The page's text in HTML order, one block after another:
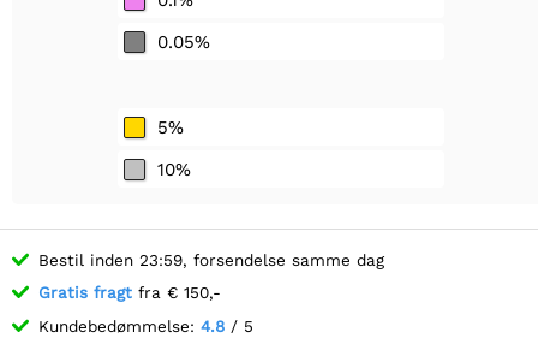
0.05%
5%
10%
Bestil inden 23:59, forsendelse samme dag
Gratis fragt fra € 150,-
Kundebedømmelse: 4.8 / 5